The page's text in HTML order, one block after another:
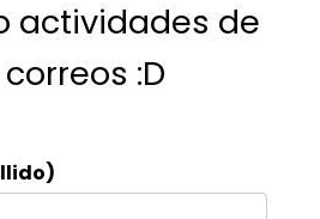
actividades de
:D